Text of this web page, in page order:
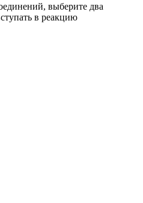
выберите два
в реакцию